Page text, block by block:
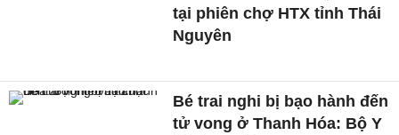
tại phiên chợ HTX tỉnh Thái
Nguyên
Bé trai nghi bị bạo hành đến
tử vong ở Thanh Hóa: Bộ Y